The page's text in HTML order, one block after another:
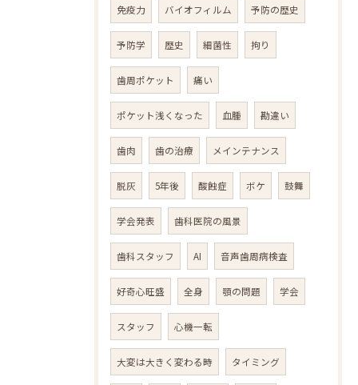
免疫力 バイオフィルム 予防の歴史
予防学 歴史 細菌性 拘り
歯周ポケット 痛い
ポケット浅くなった 血腫 勘違い
歯肉 歯の治療 メインテナンス
脱灰 5年後 酸蝕症 ボケ 鼓舞
学会発表 歯科医院の風景
歯科スタッフ AI 音声歯周病検査
好奇心旺盛 全身 顎の問題 学会
スタッフ 心機一転
大変は大きく変わる時 タイミング